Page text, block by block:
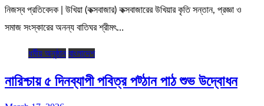
নিজস্ব প্রতিবেদক | উখিয়া (কক্সবাজার) কক্সবাজারের উখিয়ার কৃতি সন্তান, প্রজ্ঞা ও
সমাজ সংস্কারের অনন্য বাতিঘর শ্রীমৎ…
ধর্মীয় অনুষ্ঠান বাংলাদেশ
নারিশ্চায় ৫ দিনব্যাপী পবিত্র পট্ঠান পাঠ শুভ উদ্বোধন